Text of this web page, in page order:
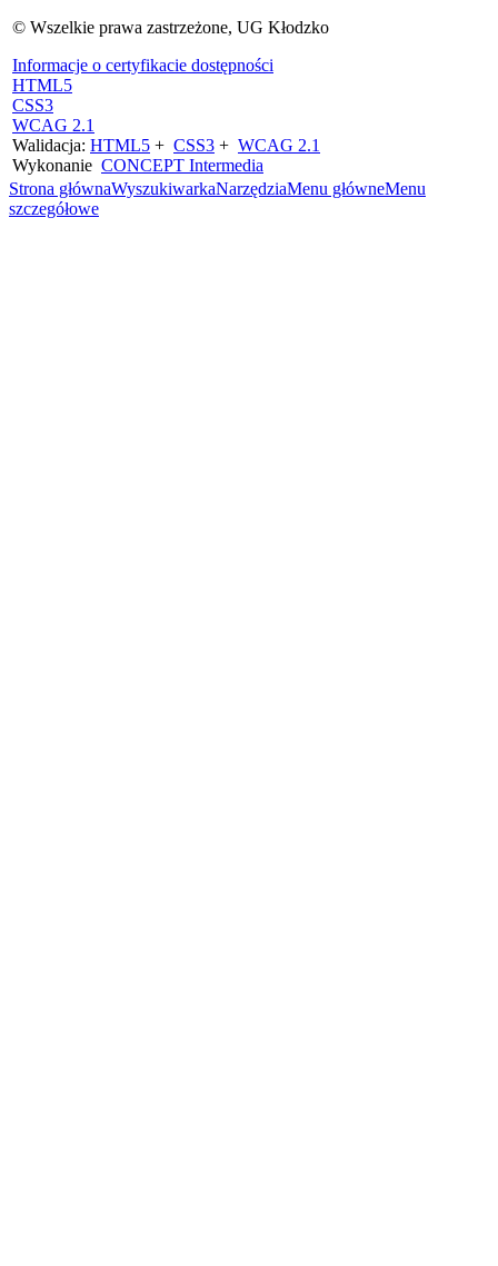
© Wszelkie prawa zastrzeżone, UG Kłodzko
Informacje o certyfikacie dostępności
HTML5
CSS3
WCAG 2.1
Walidacja: HTML5 + CSS3 + WCAG 2.1
Wykonanie CONCEPT Intermedia
Strona głównaWyszukiwarkaNarzędziaMenu główneMenu
szczegółowe